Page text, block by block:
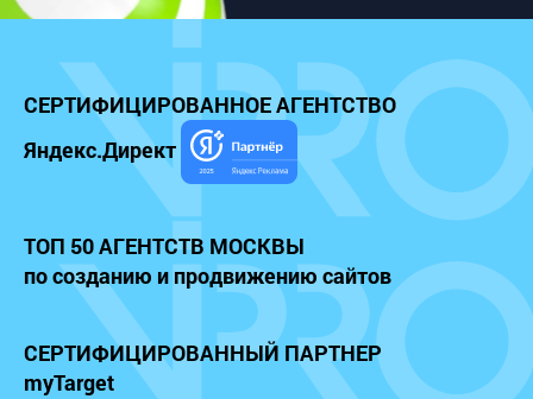
СЕРТИФИЦИРОВАННОЕАГЕНТСТВО
Яндекс.Директ
ТОП 50 АГЕНТСТВ МОСКВЫ
по созданию и продвижению сайтов
СЕРТИФИЦИРОВАННЫЙ ПАРТНЕР
myTarget